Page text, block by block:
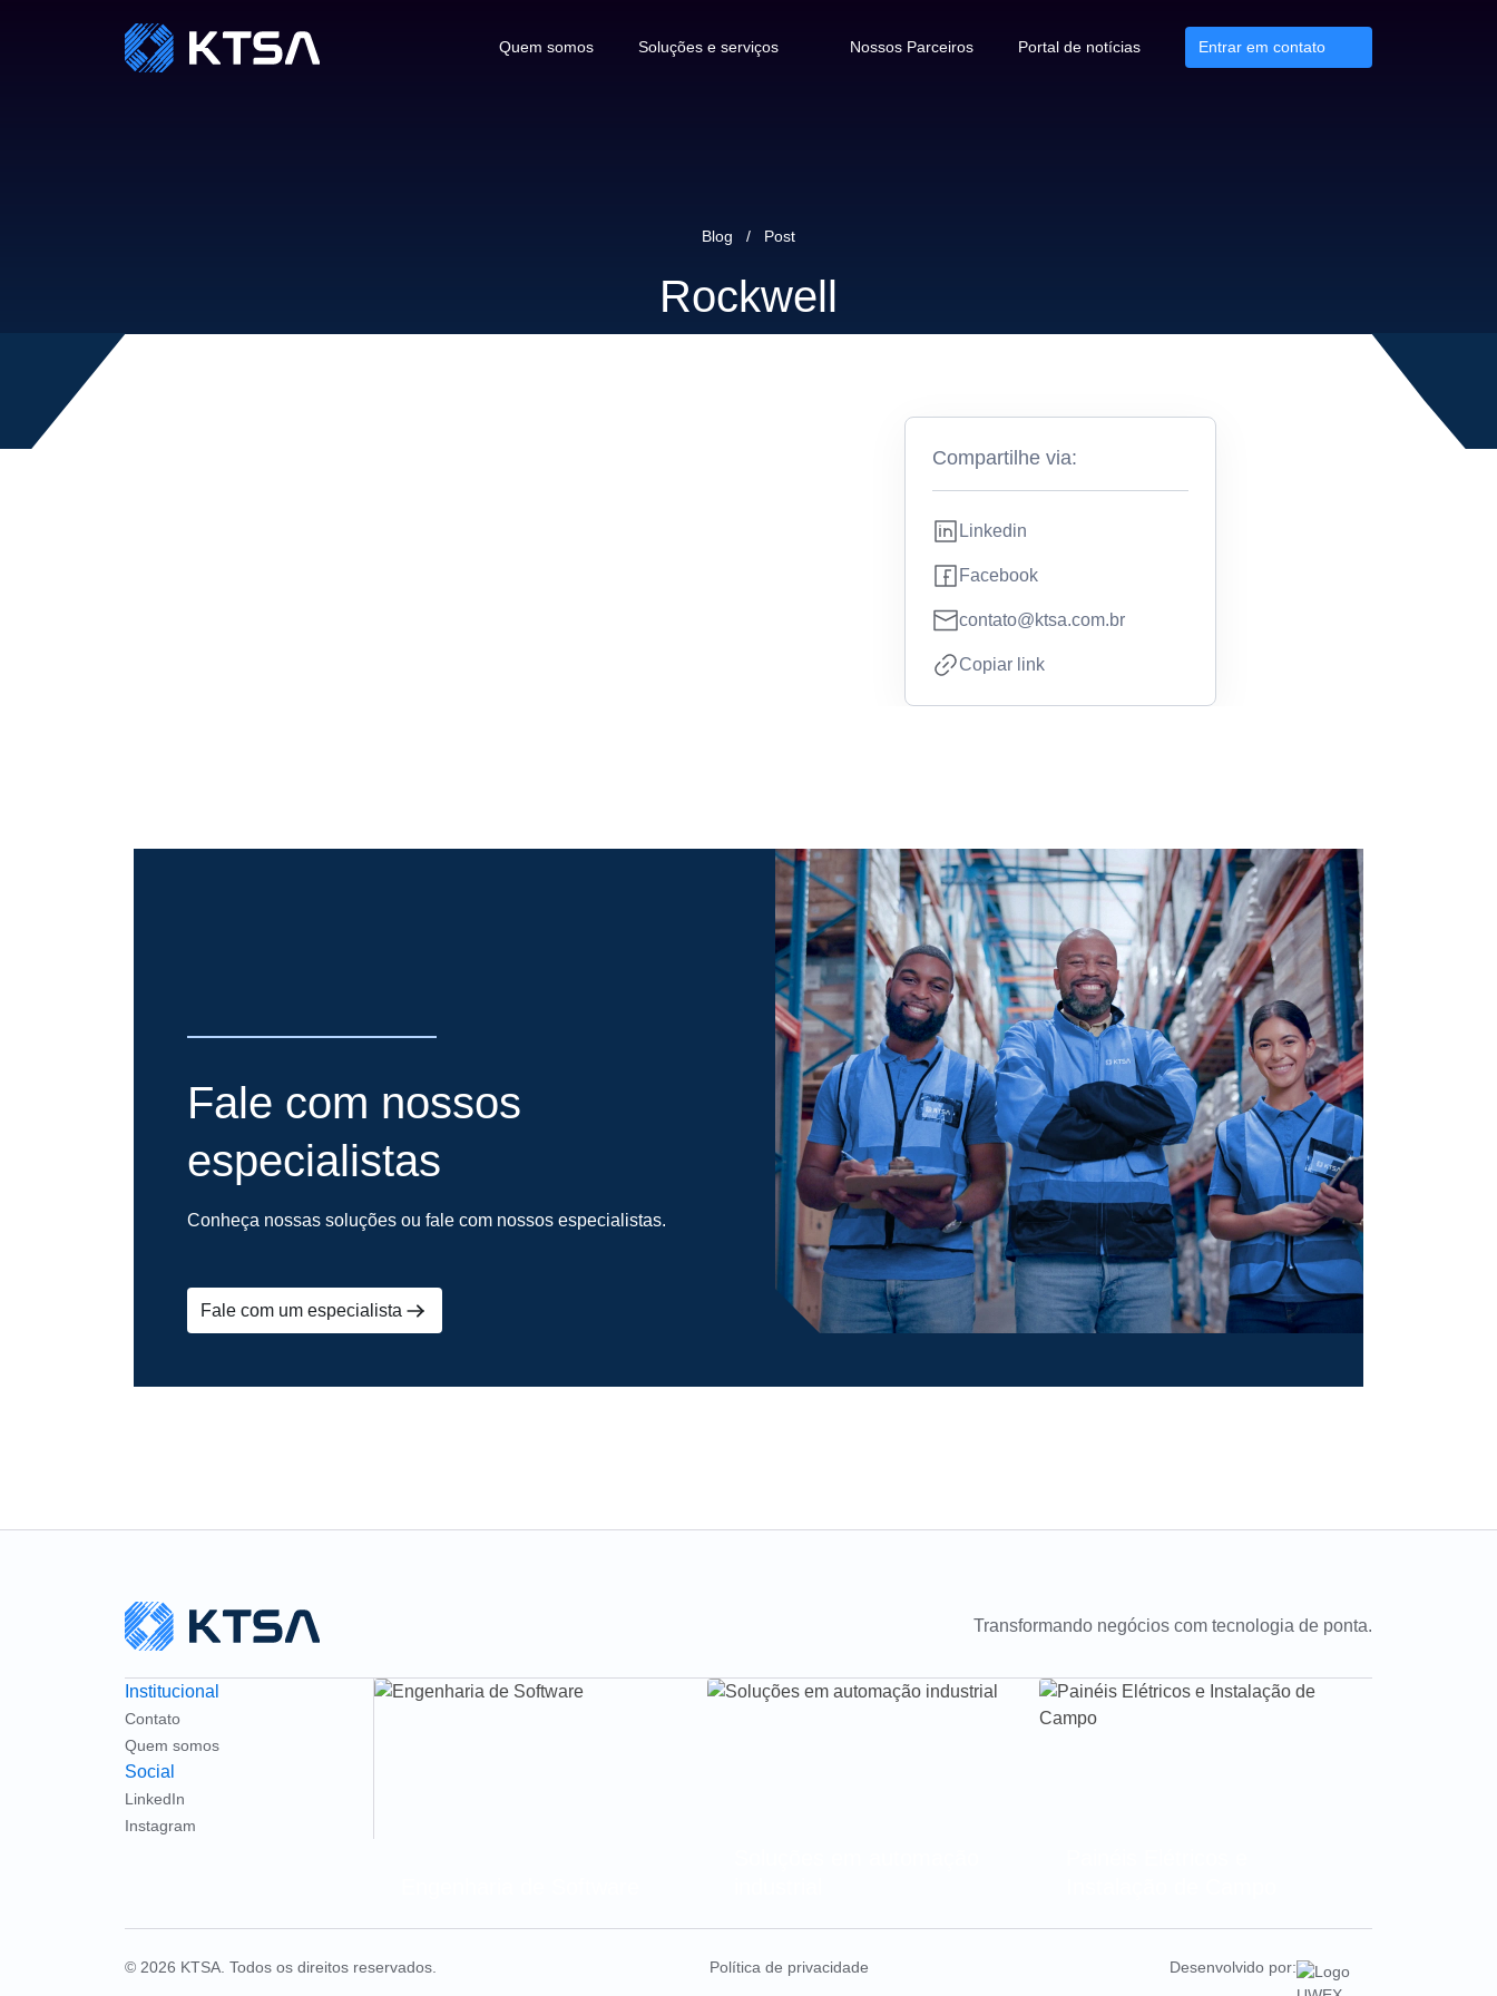
Quem somos Soluções e serviços Nossos Parceiros Portal de notícias Entrar em contato
Blog / Post
Rockwell
Compartilhe via:
Linkedin
Facebook
contato@ktsa.com.br
Copiar link
Fale com nossos
especialistas
Conheça nossas soluções ou fale com nossos especialistas.
Fale com um especialista
Transformando negócios com tecnologia de ponta.
Institucional
Contato
Quem somos
Social
LinkedIn
Instagram
© 2026 KTSA. Todos os direitos reservados. Política de privacidade Desenvolvido por: